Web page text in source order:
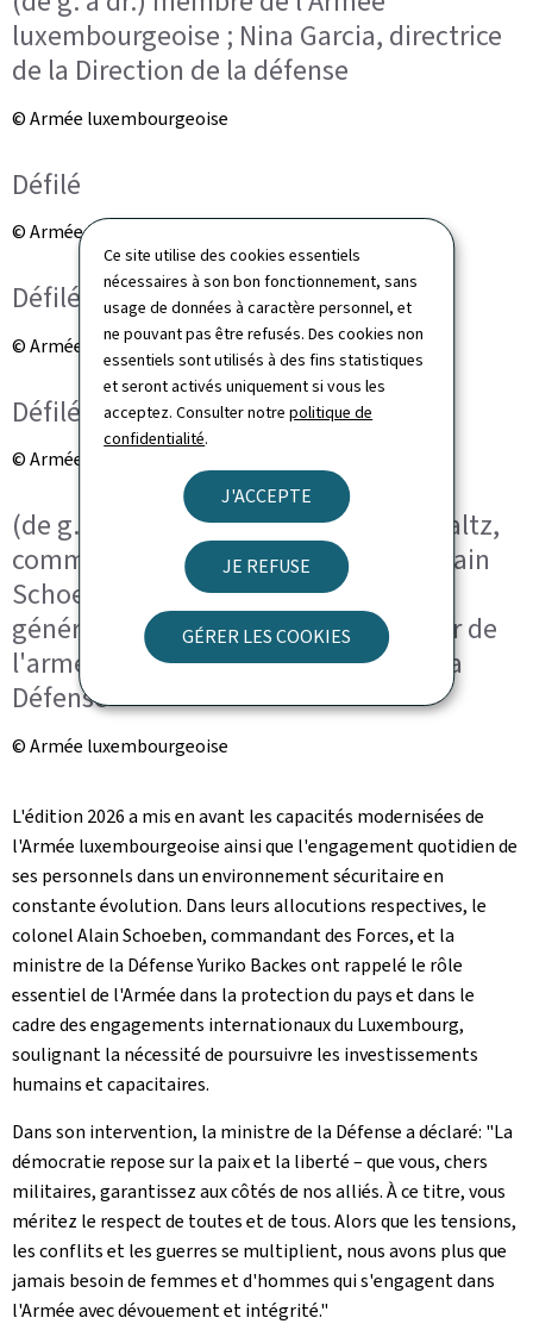
Ce site utilise des cookies essentiels
nécessaires à son bon fonctionnement, sans
usage de données à caractère personnel, et
ne pouvant pas être refusés. Des cookies non
essentiels sont utilisés à des fins statistiques
et seront activés uniquement si vous les
acceptez. Consulter notrepolitique de
confidentialité.
J'ACCEPTE
JE REFUSE
GÉRER LES COOKIES
luxembourgeoise ; Nina Garcia, directrice
de la Direction de la défense
© Armée luxembourgeoise
Défilé
© Armée luxembourgeoise
Défilé
© Armée luxembourgeoise
Défilé
© Armée luxembourgeoise
(de g. à dr.) lieutenant-colonel Joël Faltz,
commandant des troupes ; colonel Alain
Schoeben, commandant des Forces ;
général Steve Thull, chef d'état-major de
l'armée ; Yuriko Backes, ministre de la
Défense
© Armée luxembourgeoise
L'édition 2026 a mis en avant les capacités modernisées de
l'Armée luxembourgeoise ainsi que l'engagement quotidien de
ses personnels dans un environnement sécuritaire en
constante évolution. Dans leurs allocutions respectives, le
colonel Alain Schoeben, commandant des Forces, et la
ministre de la Défense Yuriko Backes ont rappelé le rôle
essentiel de l'Armée dans la protection du pays et dans le
cadre des engagements internationaux du Luxembourg,
soulignant la nécessité de poursuivre les investissements
humains et capacitaires.
Dans son intervention, la ministre de la Défense a déclaré: "La
démocratie repose sur la paix et la liberté – que vous, chers
militaires, garantissez aux côtés de nos alliés. À ce titre, vous
méritez le respect de toutes et de tous. Alors que les tensions,
les conflits et les guerres se multiplient, nous avons plus que
jamais besoin de femmes et d'hommes qui s'engagent dans
l'Armée avec dévouement et intégrité."